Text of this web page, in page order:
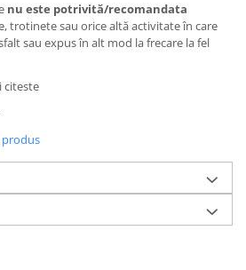
nu este potrivită/recomandata
trotinete sau orice altă activitate în care
sau expus în alt mod la frecare la fel
citeste